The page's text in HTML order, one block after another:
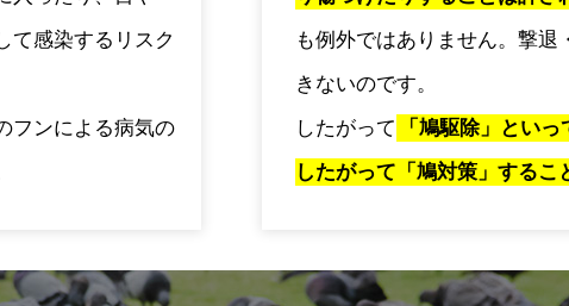
て感染するリスク
フンによる病気の
も例外ではありません。撃退
きないのです。
したがって
「鳩駆除」とい
したがって「鳩対策」するこ